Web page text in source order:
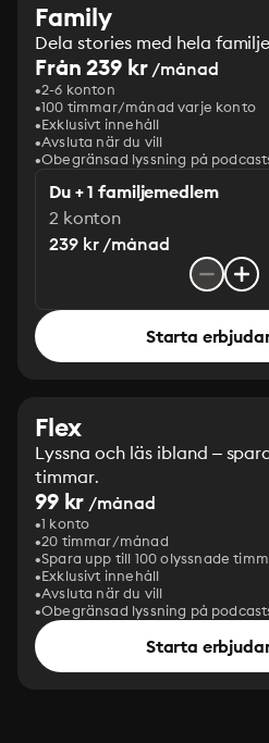
Family
Dela stories med hela
Från 239 kr/månad
2-6 konton
100 timmar/månad varje konto
Exklusivt innehåll
Avsluta när du vill
Obegränsad lyssning på
Du + 1 familjemedlem
2 konton
239 kr /månad
Starta
Flex
Lyssna och läs ibland –
timmar.
99 kr /månad
1 konto
20 timmar/månad
Spara upp till 100 olyssnade
Exklusivt innehåll
Avsluta när du vill
Obegränsad lyssning på
Starta